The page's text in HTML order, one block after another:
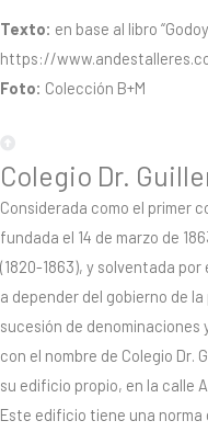
Texto: en base al libro
https://
Foto: Colección B+M
Colegio Dr.
Considerada como el primer
fundada el 14 de marzo de
(1820-1863), y solventada
a depender del gobierno de
sucesión de
con el nombre de Colegio Dr.
su edificio propio, en la calle
Este edificio tiene una norma